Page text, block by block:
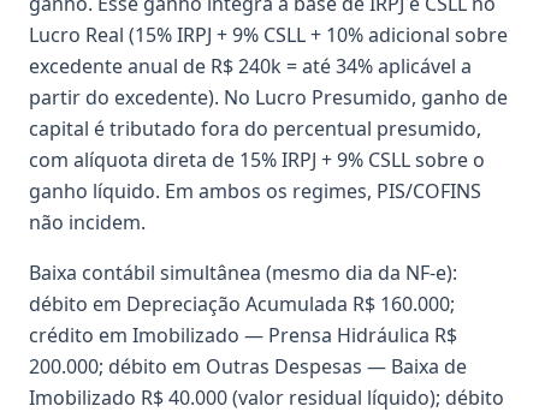
Lucro Real (15% IRPJ + 9% CSLL + 10% adicional sobre
excedente anual de R$ 240k = até 34% aplicável a
partir do excedente). No Lucro Presumido, ganho de
capital é tributado fora do percentual presumido,
com alíquota direta de 15% IRPJ + 9% CSLL sobre o
ganho líquido. Em ambos os regimes, PIS/COFINS
não incidem.
Baixa contábil simultânea (mesmo dia da NF-e):
débito em Depreciação Acumulada R$ 160.000;
crédito em Imobilizado — Prensa Hidráulica R$
200.000; débito em Outras Despesas — Baixa de
Imobilizado R$ 40.000 (valor residual líquido); débito